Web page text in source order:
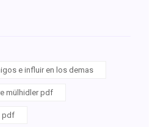
e influir en los demas
mülhidler pdf
pdf